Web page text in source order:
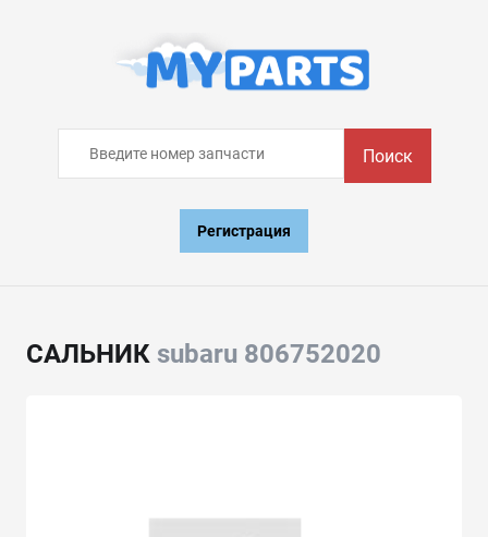
Поиск
Регистрация
САЛЬНИК subaru 806752020